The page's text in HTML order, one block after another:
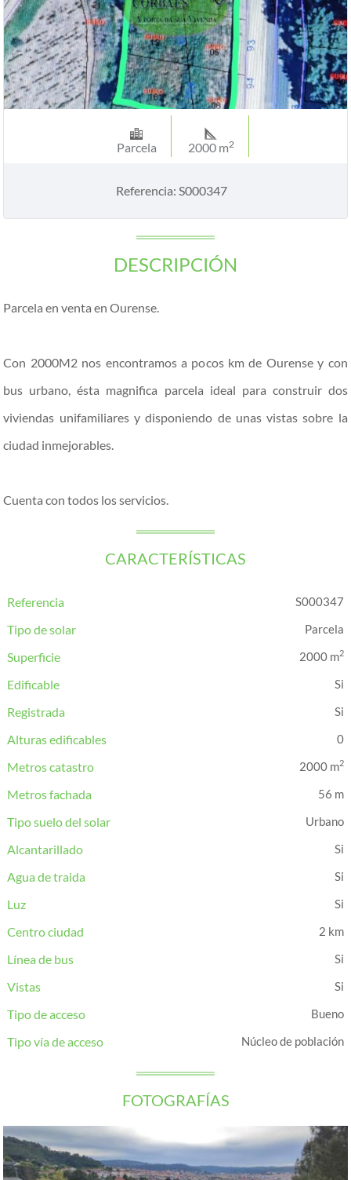
Parcela 2000 m2
Referencia: S000347
DESCRIPCIÓN
Parcela en venta en Ourense.
Con 2000M2 nos encontramos a pocos km de Ourense y con
bus urbano, ésta magnifica parcela ideal para construir dos
viviendas unifamiliares y disponiendo de unas vistas sobre la
ciudad inmejorables.
Cuenta con todos los servicios.
CARACTERÍSTICAS
Referencia S000347
Tipo de solar Parcela
Superficie 2000 m2
Edificable
Registrada
Alturas edificables
0
Metros catastro 2000 m2
Metros fachada 56 m
Tipo suelo del solar Urbano
Alcantarillado
Agua de traida
Luz
Centro ciudad
2 km
Línea de bus
Vistas
Tipo de acceso
Bueno
Tipo vía de acceso Núcleo de población
FOTOGRAFÍAS